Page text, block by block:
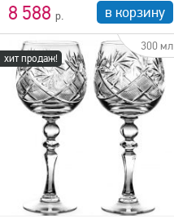
8 588 в корзину
хит продаж!
300 мл
быстрый просмотр